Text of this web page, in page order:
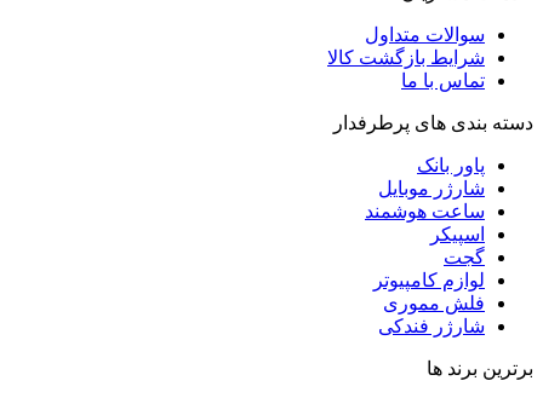
سوالات متداول
شرایط بازگشت کالا
تماس با ما
دسته بندی های پرطرفدار
پاور بانک
شارژر موبایل
ساعت هوشمند
اسپیکر
گجت
لوازم کامپیوتر
فلش مموری
شارژر فندکی
برترین برند ها